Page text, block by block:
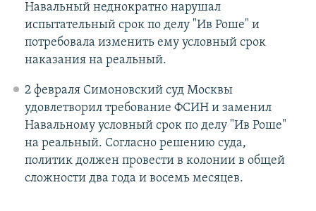
Навальный неднократно нарушал
испытательный срок по делу "Ив Роше" и
потребовала изменить ему условный срок
наказания на реальный.
2 февраля Симоновский суд Москвы
удовлетворил требование ФСИН и заменил
Навальному условный срок по делу "Ив Роше"
на реальный. Согласно решению суда,
политик должен провести в колонии в общей
сложности два года и восемь месяцев.